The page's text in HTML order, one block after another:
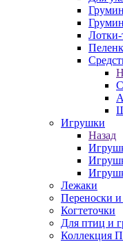
Лотки-
Игрушки
Назад
Лежаки
Переноски и
Когтеточки
Для птиц и
Коллекция